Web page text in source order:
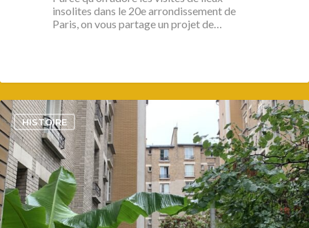
insolites dans le 20e arrondissement de
Paris, on vous partage un projet de…
HISTOIRE
3